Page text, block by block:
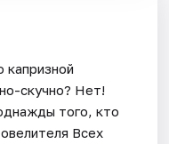
капризной
скучно? Нет!
того, кто
Всех